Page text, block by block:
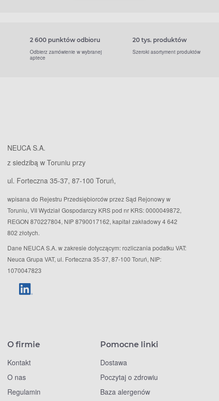
2 600 punktów odbioru
Odbierz zamówienie w wybranej
aptece
20 tys. produktów
Szeroki asortyment produktów
NEUCA S.A.
z siedzibą w Toruniu przy
ul. Forteczna 35-37, 87-100 Toruń,
wpisana do Rejestru Przedsiębiorców przez Sąd Rejonowy w
Toruniu, VII Wydział Gospodarczy KRS pod nr KRS: 0000049872,
REGON 870227804, NIP 8790017162, kapitał zakładowy 4 642
802 złotych.
Dane NEUCA S.A. w zakresie dotyczącym: rozliczania podatku VAT:
Neuca Grupa VAT, ul. Forteczna 35-37, 87-100 Toruń, NIP:
1070047823
O firmie
Kontakt
O nas
Regulamin
Pomocne linki
Dostawa
Poczytaj o zdrowiu
Baza alergenów